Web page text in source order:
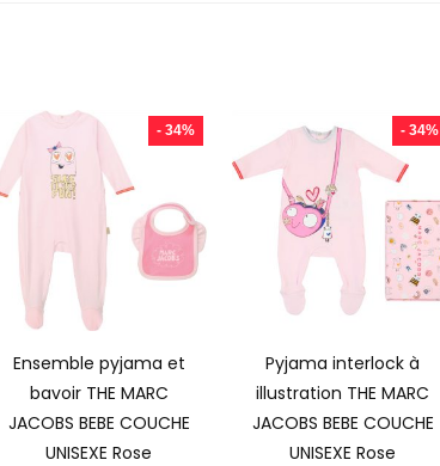
- 34%
Ensemble pyjama et
bavoir THE MARC
JACOBS BEBE COUCHE
UNISEXE Rose
- 34%
Pyjama interlock à
illustration THE MARC
JACOBS BEBE COUCHE
UNISEXE Rose